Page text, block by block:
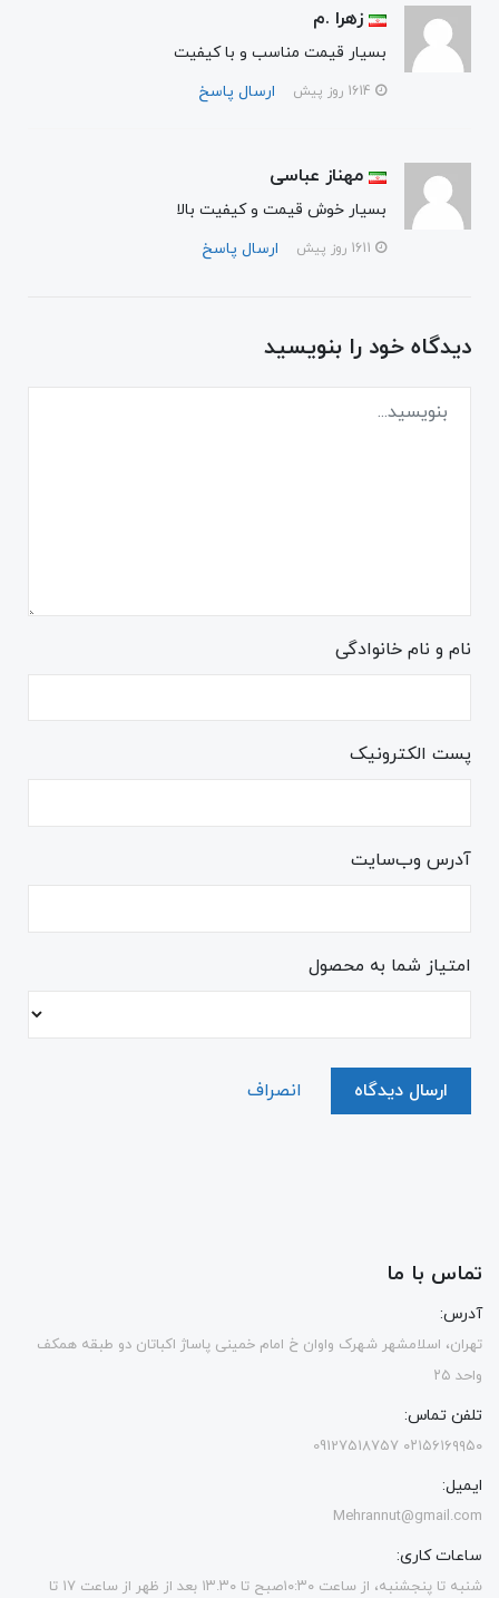
زهرا .م
بسیار قیمت مناسب و با کیفیت
ارسال پاسخ
مهناز عباسی
بسیار خوش قیمت ‌و کیفیت بالا
ارسال پاسخ
دیدگاه خود را بنویسید
نام و نام خانوادگی
پست الکترونیک
آدرس وب‌سایت
امتیاز شما به محصول
ارسال دیدگاه انصراف
تماس با ما
آدرس:
تهران، اسلامشهر شهرک واوان خ امام خمینی پاساژ اکباتان دو طبقه همکف
واحد ۲۵
تلفن تماس:
۰۲۱۵۶۱۶۹۹۵۰ 09127518757
ایمیل:
Mehrannut@gmail.com
ساعات کاری:
شنبه تا پنجشنبه، از ساعت ۱۰:۳۰صبح تا ۱۳.۳۰ بعد از ظهر از ساعت ۱۷ تا